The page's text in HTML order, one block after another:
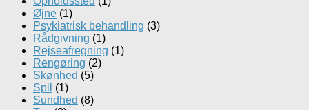
Øjne (1)
Psykiatrisk behandling (3)
Rådgivning (1)
Rejseafregning (1)
Rengøring (2)
Skønhed (5)
Spil (1)
Sundhed (8)